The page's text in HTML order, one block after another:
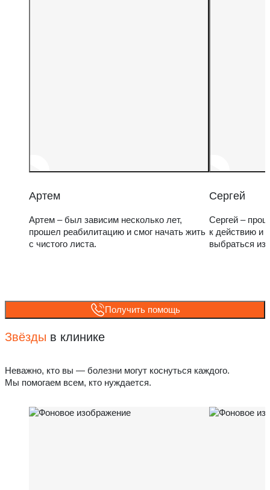
Артем
Артем – был зависим несколько лет,
прошел реабилитацию и смог начать жить
с чистого листа.
Сергей
Сергей –
к действию и
выбраться из
Получить помощь
Звёзды в клинике
Неважно, кто вы — болезни могут коснуться каждого.
Мы помогаем всем, кто нуждается.